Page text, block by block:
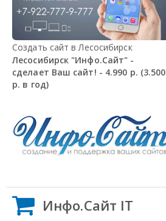
Создать сайт в Лесосибирск
Лесосибирск "Инфо.Сайт" -
сделает Ваш сайт! - 4.990 р. (3.500
р. в год)
Инфо.Сайт IT